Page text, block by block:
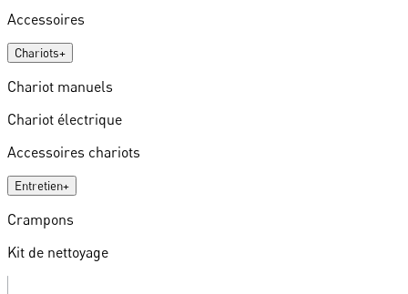
Accessoires
Chariots+
Chariot manuels
Chariot électrique
Accessoires chariots
Entretien+
Crampons
Kit de nettoyage